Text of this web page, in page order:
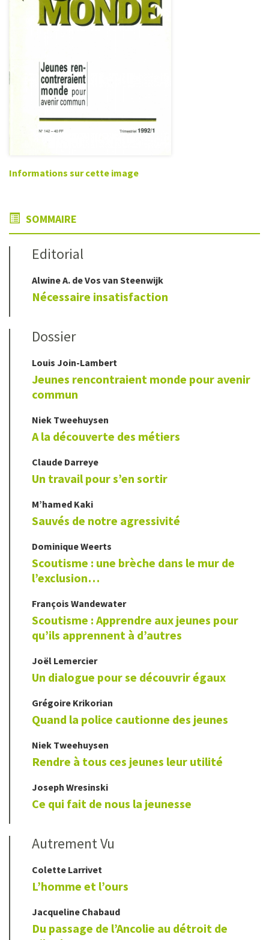
Informations sur cette image
SOMMAIRE
Editorial
Alwine A. de Vos van Steenwijk
Nécessaire insatisfaction
Dossier
Louis Join-Lambert
Jeunes rencontraient monde pour avenir
commun
Niek Tweehuysen
A la découverte des métiers
Claude Darreye
Un travail pour s’en sortir
M’hamed Kaki
Sauvés de notre agressivité
DominiqueWeerts
Scoutisme : une brèche dans le mur de
l’exclusion…
François Wandewater
Scoutisme : Apprendre aux jeunes pour
qu’ils apprennent à d’autres
Joël Lemercier
Un dialogue pour se découvrir égaux
Grégoire Krikorian
Quand la police cautionne des jeunes
Niek Tweehuysen
Rendre à tous ces jeunes leur utilité
Joseph Wresinski
Ce qui fait de nous la jeunesse
Autrement Vu
Colette Larrivet
L’homme et l’ours
Jacqueline Chabaud
Du passage de l’Ancolie au détroit de